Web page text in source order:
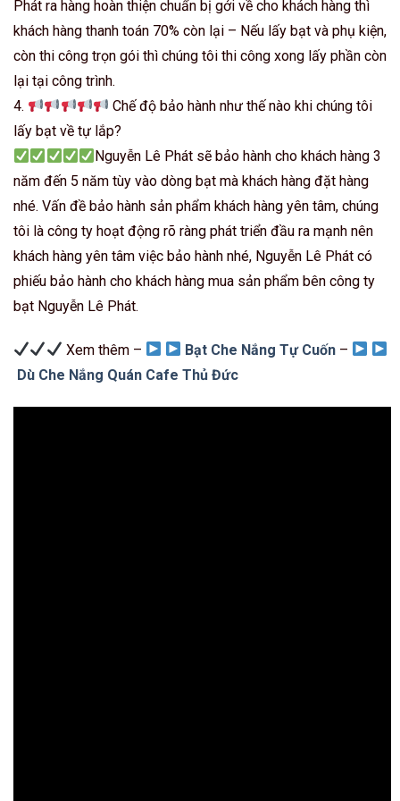
Phát ra hàng hoàn thiện chuẩn bị gởi về cho khách hàng thì
khách hàng thanh toán 70% còn lại – Nếu lấy bạt và phụ kiện,
còn thi công trọn gói thì chúng tôi thi công xong lấy phần còn
lại tại công trình.
4.
Chế độ bảo hành như thế nào khi chúng tôi
lấy bạt về tự lắp?
Nguyễn Lê Phát sẽ bảo hành cho khách hàng 3
năm đến 5 năm tùy vào dòng bạt mà khách hàng đặt hàng
nhé. Vấn đề bảo hành sản phẩm khách hàng yên tâm, chúng
tôi là công ty hoạt động rõ ràng phát triển đầu ra mạnh nên
khách hàng yên tâm việc bảo hành nhé, Nguyễn Lê Phát có
phiếu bảo hành cho khách hàng mua sản phẩm bên công ty
bạt Nguyễn Lê Phát.
Xem thêm – Bạt Che Nắng Tự Cuốn –
Dù Che Nắng Quán Cafe Thủ Đức